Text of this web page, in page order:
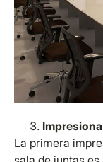
La primera